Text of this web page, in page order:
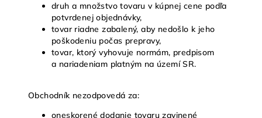
druh a množstvo tovaru v kúpnej cene podľa
potvrdenej objednávky,
tovar riadne zabalený, aby nedošlo k jeho
poškodeniu počas prepravy,
tovar, ktorý vyhovuje normám, predpisom
a nariadeniam platným na území SR.
Obchodník nezodpovedá za:
oneskorené dodanie tovaru zavinené